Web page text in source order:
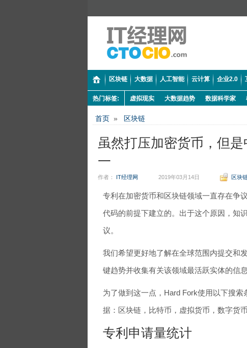
区块链 大数据 人工智能 云计算 企业2.0
热门标签: 虚拟现实 大数据趋势 数据科学家
首页 » 区块链
虽然打压加密货币，但
一
作者： IT经理网 2019年03月14日 区块
专利在加密货币和区块链领域一直存在争
代码的前提下建立的。出于这个原因，知
议。
我们希望更好地了解在全球范围内提交和
键趋势并收集有关该领域最活跃实体的信息
为了做到这一点，Hard Fork使用以下搜
据：区块链，比特币，虚拟货币，数字货
专利申请量统计